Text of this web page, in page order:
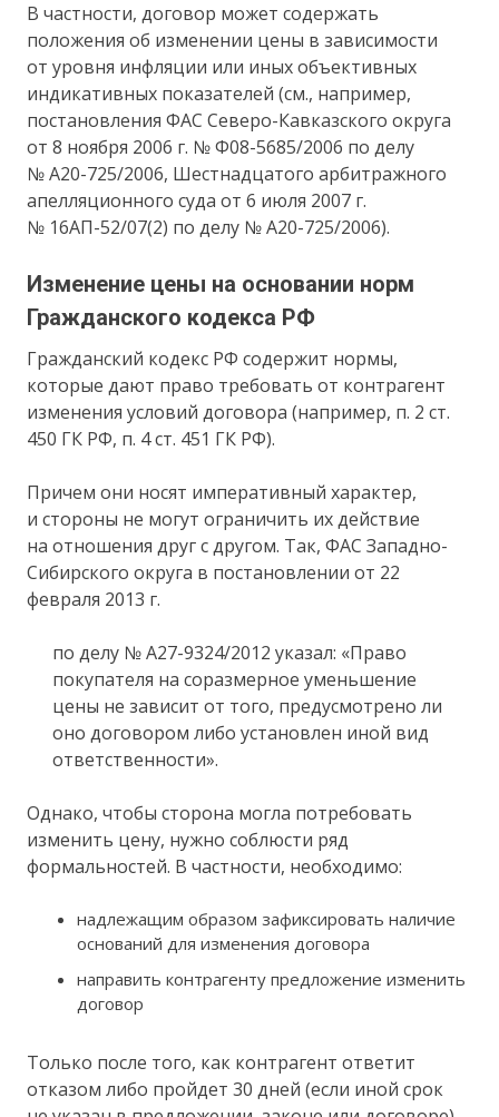
В частности, договор может содержать
положения об изменении цены в зависимости
от уровня инфляции или иных объективных
индикативных показателей (см., например,
постановления ФАС Северо-Кавказского округа
от 8 ноября 2006 г. № Ф08-5685/2006 по делу
№ А20-725/2006, Шестнадцатого арбитражного
апелляционного суда от 6 июля 2007 г.
№ 16АП-52/07(2) по делу № А20-725/2006).
Изменение цены на основании норм
Гражданского кодекса РФ
Гражданский кодекс РФ содержит нормы,
которые дают право требовать от контрагент
изменения условий договора (например, п. 2 ст.
450 ГК РФ, п. 4 ст. 451 ГК РФ).
Причем они носят императивный характер,
и стороны не могут ограничить их действие
на отношения друг с другом. Так, ФАС Западно-
Сибирского округа в постановлении от 22
февраля 2013 г.
по делу № А27-9324/2012 указал: «Право
покупателя на соразмерное уменьшение
цены не зависит от того, предусмотрено ли
оно договором либо установлен иной вид
ответственности».
Однако, чтобы сторона могла потребовать
изменить цену, нужно соблюсти ряд
формальностей. В частности, необходимо:
надлежащим образом зафиксировать наличие
оснований для изменения договора
направить контрагенту предложение изменить
договор
Только после того, как контрагент ответит
отказом либо пройдет 30 дней (если иной срок